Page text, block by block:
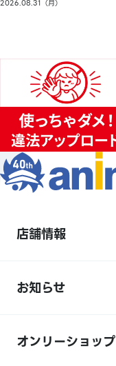
2026.08.31（月）
店舗情報
お知らせ
オンリーショップ